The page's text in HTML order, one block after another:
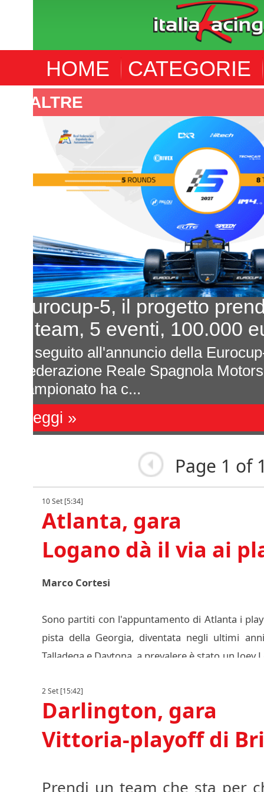
HOME CATEGORIE
F4 SPANISH
In 7 per un posto al sole
L'equilibrio che persiste
Davide Attanasio - FotocarÈ
magnum di corse, di
sono affastella...
Leggi »
Page 1 of
10 Set [5:34]
Atlanta, gara
Logano dà il via ai
Marco Cortesi
Sono partiti con l'appuntamento di Atlanta i
pista della Georgia, diventata negli ultimi
Talladega e Daytona, a prevalere è stato un
Blaney, coinvolto in un contatto precedente,
Suarez che, al contrario del rivale, è arrivato
delle spinte. Il compagno di scuderia Ross
nelle ultime fasi, è stato spinto verso le
fase dei playoff, ha comunque incamerato un
2 Set [15:42]
Darlington, gara
Vittoria-playoff di
Prendi un team che sta per